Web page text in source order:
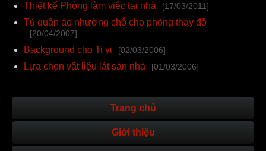
Thiết kế Phòng làm việc tại nhà [17/03/2011]
Tủ quần áo nhường chỗ cho phòng thay đồ
[20/04/2007]
Background cho Ti vi [02/03/2006]
Lựa chọn vật liệu lát sàn nhà [01/03/2006]
Trang chủ
Giới thiệu